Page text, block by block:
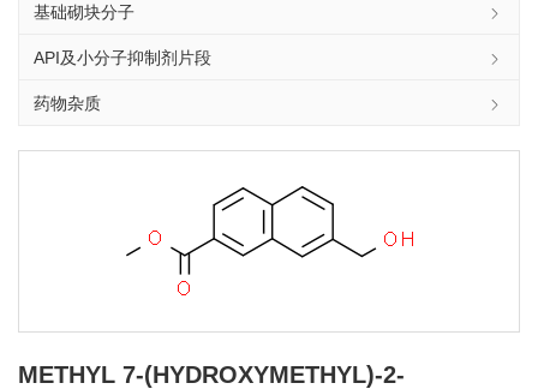
基础砌块分子
API及小分子抑制剂片段
药物杂质
METHYL 7-(HYDROXYMETHYL)-2-